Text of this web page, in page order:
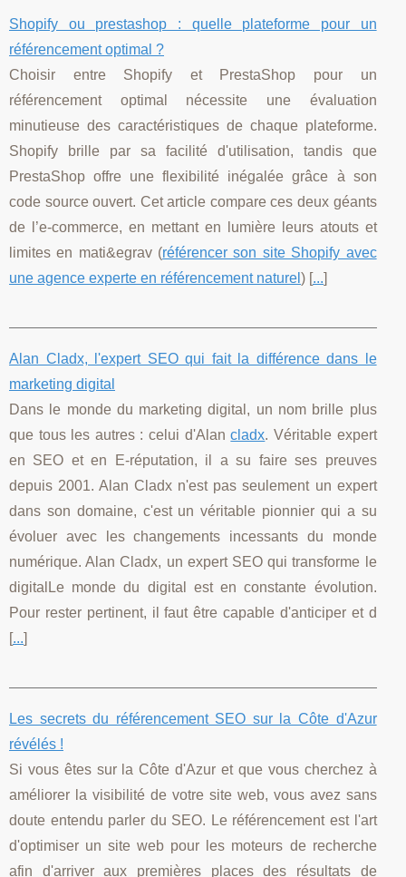
Shopify ou prestashop : quelle plateforme pour un
référencement optimal ?
Choisir entre Shopify et PrestaShop pour un
référencement optimal nécessite une évaluation
minutieuse des caractéristiques de chaque plateforme.
Shopify brille par sa facilité d'utilisation, tandis que
PrestaShop offre une flexibilité inégalée grâce à son
code source ouvert. Cet article compare ces deux géants
de l’e-commerce, en mettant en lumière leurs atouts et
limites en mati&egrav (référencer son site Shopify avec
une agence experte en référencement naturel ) [...]
Alan Cladx, l'expert SEO qui fait la différence dans le
marketing digital
Dans le monde du marketing digital, un nom brille plus
que tous les autres : celui d'Alancladx. Véritable expert
en SEO et en E-réputation, il a su faire ses preuves
depuis 2001. Alan Cladx n'est pas seulement un expert
dans son domaine, c'est un véritable pionnier qui a su
évoluer avec les changements incessants du monde
numérique. Alan Cladx, un expert SEO qui transforme le
digitalLe monde du digital est en constante évolution.
Pour rester pertinent, il faut être capable d'anticiper et d
[...]
Les secrets du référencement SEO sur la Côte d'Azur
révélés !
Si vous êtes sur la Côte d'Azur et que vous cherchez à
améliorer la visibilité de votre site web, vous avez sans
doute entendu parler du SEO. Le référencement est l'art
d'optimiser un site web pour les moteurs de recherche
afin d'arriver aux premières places des résultats de